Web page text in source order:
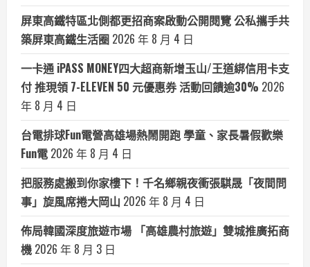
屏東高鐵特區北側都更招商案啟動公開閱覽 公私攜手共
築屏東高鐵生活圈 2026 年 8 月 4 日
一卡通 iPASS MONEY四大超商新增玉山/王道綁信用卡支
付 推現領 7-ELEVEN 50 元優惠券 活動回饋逾30% 2026
年 8 月 4 日
台電排球Fun電營高雄場熱鬧開跑 學童、家長暑假歡樂
Fun電 2026 年 8 月 4 日
把服務處搬到你家樓下！千名鄉親夜衝張騏晟「夜間問
事」旋風席捲大岡山 2026 年 8 月 4 日
佈局韓國深度旅遊市場 「高雄農村旅遊」雙城推廣拓商
機 2026 年 8 月 3 日